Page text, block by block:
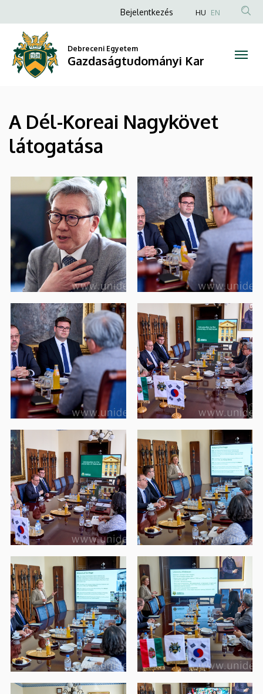
Gazdaságtudományi
Kar
a
tartalomra
Anonim
fiók
menüje
Bejelentkezés HU EN
Debreceni Egyetem
Gazdaságtudományi Kar
A Dél-Koreai Nagykövet
látogatása